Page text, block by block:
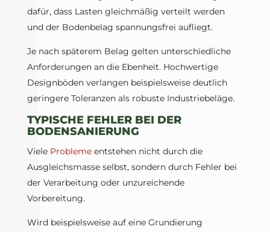
dafür, dass Lasten gleichmäßig verteilt werden
und der Bodenbelag spannungsfrei aufliegt.
Je nach späterem Belag gelten unterschiedliche
Anforderungen an die Ebenheit. Hochwertige
Designböden verlangen beispielsweise deutlich
geringere Toleranzen als robuste Industriebeläge.
TYPISCHE FEHLER BEI DER
BODENSANIERUNG
Viele Problemeentstehen nicht durch die
Ausgleichsmasse selbst, sondern durch Fehler bei
der Verarbeitung oder unzureichende
Vorbereitung.
Wird beispielsweise auf eine Grundierung